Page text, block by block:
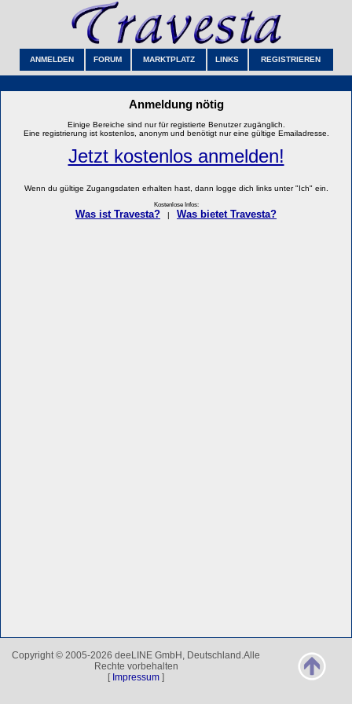
ANMELDEN FORUM MARKTPLATZ LINKS REGISTRIEREN
Anmeldung nötig
Einige Bereiche sind nur für registierte Benutzer zugänglich.
Eine registrierung ist kostenlos, anonym und benötigt nur eine gültige Emailadresse.
Jetzt kostenlos anmelden!
Wenn du gültige Zugangsdaten erhalten hast, dann logge dich links unter "Ich" ein.
Kostenlose Infos:
Was ist Travesta? Was bietet Travesta?
Copyright © 2005-2026 deeLINE GmbH, Deutschland.Alle
Rechte vorbehalten
[ Impressum ]